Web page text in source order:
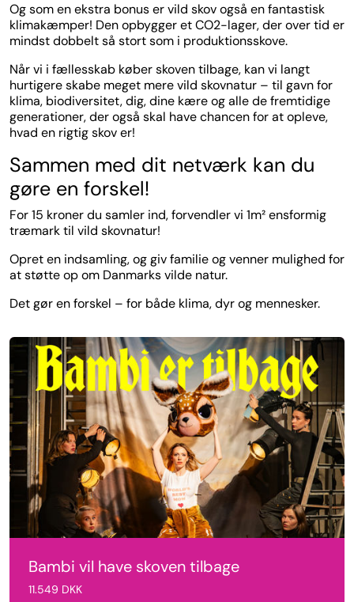
Og som en ekstra bonus er vild skov også en fantastisk
klimakæmper! Den opbygger et CO2-lager, der over tid er
mindst dobbelt så stort som i produktionsskove.
Når vi i fællesskab køber skoven tilbage, kan vi langt
hurtigere skabe meget mere vild skovnatur – til gavn for
klima, biodiversitet, dig, dine kære og alle de fremtidige
generationer, der også skal have chancen for at opleve,
hvad en rigtig skov er!
Sammen med dit netværk kan du
gøre en forskel!
For 15 kroner du samler ind, forvendler vi 1m² ensformig
træmark til vild skovnatur!
Opret en indsamling, og giv familie og venner mulighed for
at støtte op om Danmarks vilde natur.
Det gør en forskel – for både klima, dyr og mennesker.
Bambi vil have skoven tilbage
11.549 DKK